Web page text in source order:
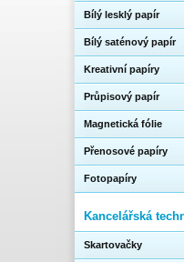
Bílý lesklý papír
Bílý saténový papír
Kreativní papíry
Průpisový papír
Magnetická fólie
Přenosové papíry
Fotopapíry
Kancelářská
Skartovačky